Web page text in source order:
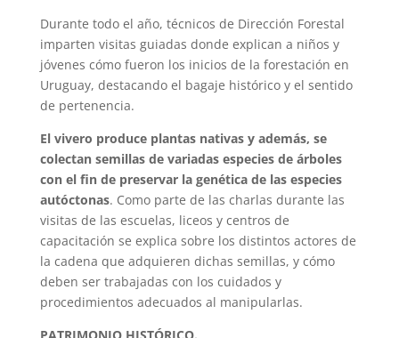
Durante todo el año, técnicos de Dirección Forestal
imparten visitas guiadas donde explican a niños y
jóvenes cómo fueron los inicios de la forestación en
Uruguay, destacando el bagaje histórico y el sentido
de pertenencia.
El vivero produce plantas nativas y además, se
colectan semillas de variadas especies de árboles
con el fin de preservar la genética de las especies
autóctonas. Como parte de las charlas durante las
visitas de las escuelas, liceos y centros de
capacitación se explica sobre los distintos actores de
la cadena que adquieren dichas semillas, y cómo
deben ser trabajadas con los cuidados y
procedimientos adecuados al manipularlas.
PATRIMONIO HISTÓRICO.